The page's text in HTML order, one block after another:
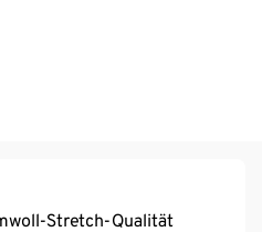
Stretch-Qualität